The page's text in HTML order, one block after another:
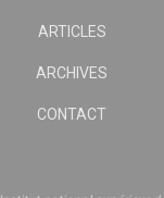
ARTICLES
ARCHIVES
CONTACT